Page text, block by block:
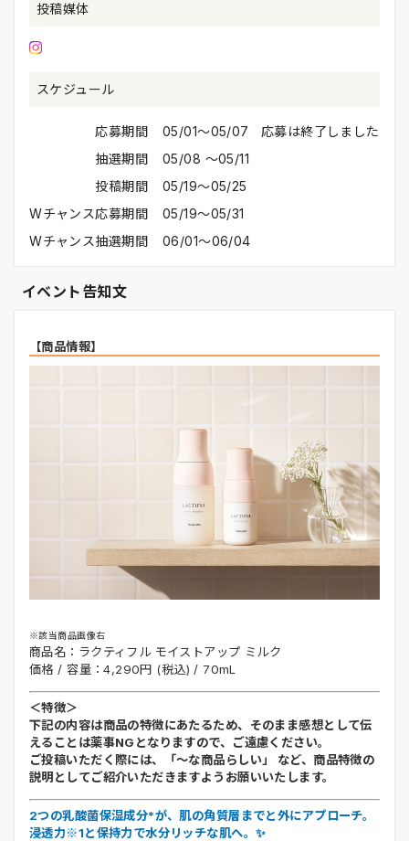
投稿媒体
スケジュール
応募期間
05/01〜05/07 応募は終了しました
抽選期間
05/08 〜05/11
投稿期間
05/19〜05/25
Wチャンス応募期間
05/19〜05/31
Wチャンス抽選期間
06/01〜06/04
イベント告知文
【商品情報】
※該当商品画像右
商品名：ラクティフル モイストアップ ミルク
価格 / 容量：4,290円 (税込) / 70mL
＜特徴＞
下記の内容は商品の特徴にあたるため、そのまま感想として伝
えることは薬事NGとなりますので、ご遠慮ください。
ご投稿いただく際には、「～な商品らしい」 など、商品特徴の
説明としてご紹介いただきますようお願いいたします。
2つの乳酸菌保湿成分*が、肌の角質層までと外にアプローチ。
浸透力※1と保持力で水分リッチな肌へ。✨